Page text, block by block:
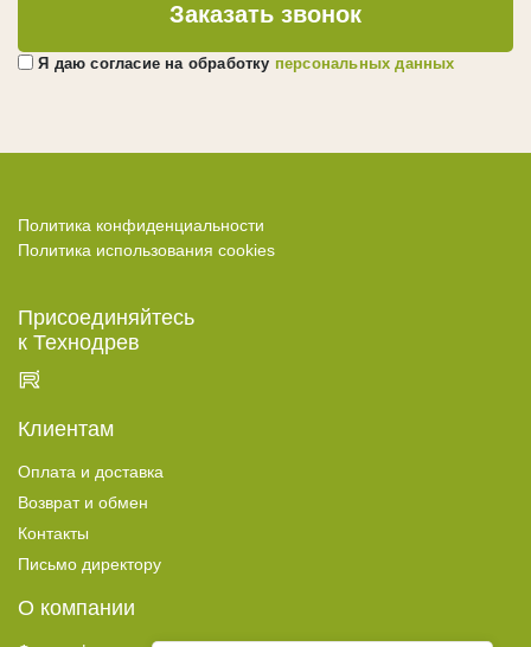
Я даю согласие на обработку персональных данных
Заказать звонок
Политика конфиденциальности
Политика использования cookies
Присоединяйтесь
к Технодрев
Клиентам
Оплата и доставка
Возврат и обмен
Контакты
Письмо директору
О компании